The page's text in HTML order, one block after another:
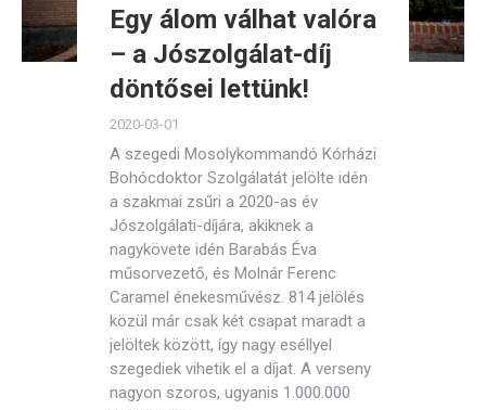
Egy álom válhat valóra
– a Jószolgálat-díj
döntősei lettünk!
2020-03-01
A szegedi Mosolykommandó Kórházi
Bohócdoktor Szolgálatát jelölte idén
a szakmai zsűri a 2020-as év
Jószolgálati-díjára, akiknek a
nagykövete idén Barabás Éva
műsorvezető, és Molnár Ferenc
Caramel énekesművész. 814 jelölés
közül már csak két csapat maradt a
jelöltek között, így nagy eséllyel
szegediek vihetik el a díjat. A verseny
nagyon szoros, ugyanis 1.000.000